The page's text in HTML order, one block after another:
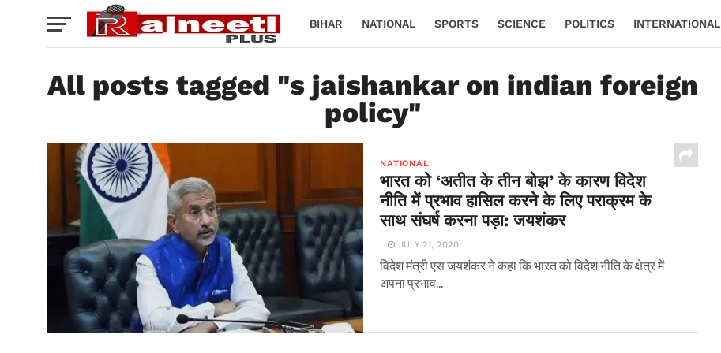
BIHAR NATIONAL SPORTS SCIENCE POLITICS INTERNATIONAL
All posts tagged "s jaishankar on indian foreign
policy"
NATIONAL
भारत को ‘अतीत के तीन बोझ’ के कारण विदेश
नीति में प्रभाव हासिल करने के लिए पराक्रम के
साथ संघर्ष करना पड़ा: जयशंकर
JULY 21, 2020
विदेश मंत्री एस जयशंकर ने कहा कि भारत को विदेश नीति के क्षेत्र में
अपना प्रभाव...